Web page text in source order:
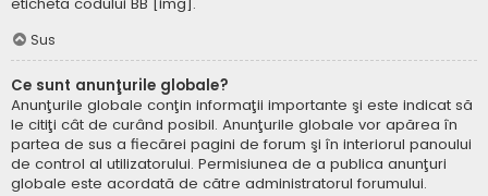
Sus
Ce sunt anunţurile globale?
Anunţurile globale conţin informaţii importante şi este indicat să
le citiţi cât de curând posibil. Anunţurile globale vor apărea în
partea de sus a fiecărei pagini de forum şi în interiorul panoului
de control al utilizatorului. Permisiunea de a publica anunţuri
globale este acordată de către administratorul forumului.